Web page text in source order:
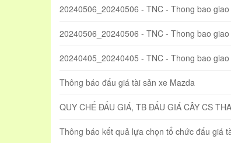
20240506_20240506 - TNC - Thong bao
20240506_20240506 - TNC - Thong bao
20240405_20240405 - TNC - Thong bao
Thông báo đấu giá tài sản xe Mazda
QUY CHẾ ĐẤU GIÁ, TB ĐẤU GIÁ CÂY CS
Thông báo kết quả lựa chọn tổ chức đấu giá